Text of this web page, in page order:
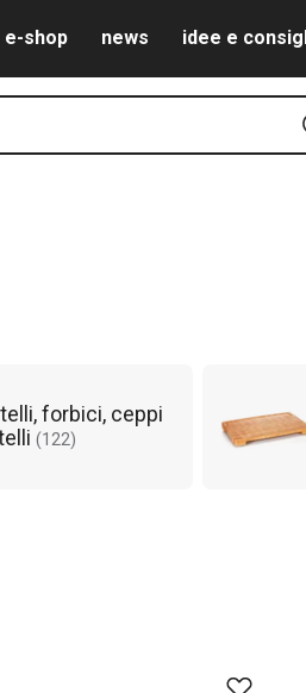
e-shop news idee e
forbici, ceppi
(122)